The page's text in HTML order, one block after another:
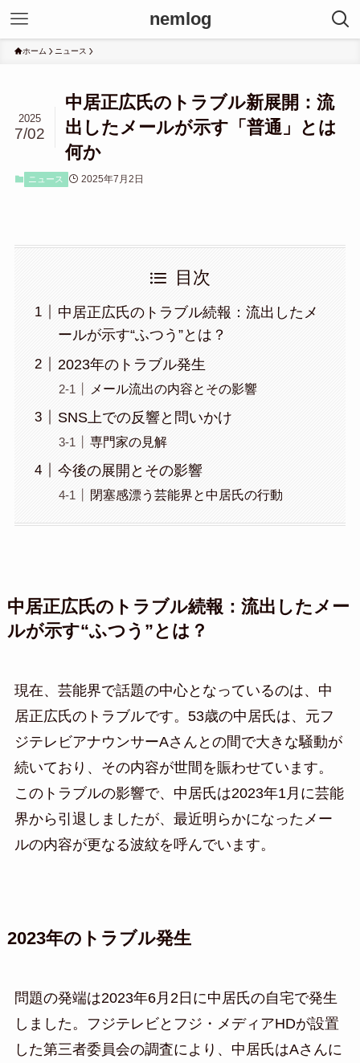
nemlog
ホーム ニュース
中居正広氏のトラブル新展開：流
出したメールが示す「普通」とは
何か
2025
7/02
ニュース 2025年7月2日
目次
中居正広氏のトラブル続報：流出したメ
ールが示す“ふつう”とは？
2023年のトラブル発生
メール流出の内容とその影響
SNS上での反響と問いかけ
専門家の見解
今後の展開とその影響
閉塞感漂う芸能界と中居氏の行動
中居正広氏のトラブル続報：流出したメー
ルが示す“ふつう”とは？
現在、芸能界で話題の中心となっているのは、中
居正広氏のトラブルです。53歳の中居氏は、元フ
ジテレビアナウンサーAさんとの間で大きな騒動が
続いており、その内容が世間を賑わせています。
このトラブルの影響で、中居氏は2023年1月に芸能
界から引退しましたが、最近明らかになったメー
ルの内容が更なる波紋を呼んでいます。
2023年のトラブル発生
問題の発端は2023年6月2日に中居氏の自宅で発生
しました。フジテレビとフジ・メディアHDが設置
した第三者委員会の調査により、中居氏はAさんに